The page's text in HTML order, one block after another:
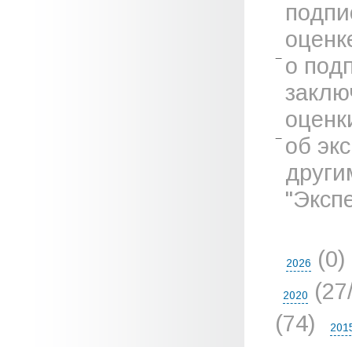
о
об
2026 (0)
2020
(74)